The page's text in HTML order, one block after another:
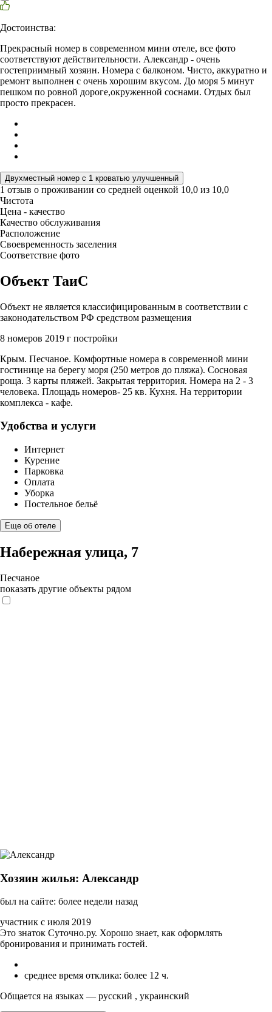
Достоинства:
Прекрасный номер в современном мини отеле, все фото
соответствуют действительности. Александр - очень
гостеприимный хозяин. Номера с балконом. Чисто, аккуратно и
ремонт выполнен с очень хорошим вкусом. До моря 5 минут
пешком по ровной дороге,окруженной соснами. Отдых был
просто прекрасен.
Двухместный номер с 1 кроватью улучшенный
1 отзыв о проживании со средней оценкой 10,0 из 10,0
Чистота
Цена - качество
Качество обслуживания
Расположение
Своевременность заселения
Соответствие фото
Объект ТаиС
Объект не является классифицированным в соответствии с
законодательством РФ средством размещения
8 номеров 2019 г постройки
Крым. Песчаное. Комфортные номера в современной мини
гостинице на берегу моря (250 метров до пляжа). Сосновая
роща. 3 карты пляжей. Закрытая территория. Номера на 2 - 3
человека. Площадь номеров- 25 кв. Кухня. На территории
комплекса - кафе.
Удобства и услуги
Интернет
Курение
Парковка
Оплата
Уборка
Постельное бельё
Еще об отеле
Набережная улица, 7
Песчаное
показать другие объекты рядом
Хозяин жилья: Александр
был на сайте: более недели назад
участник с июля 2019
Это знаток Суточно.ру. Хорошо знает, как оформлять
бронирования и принимать гостей.
среднее время отклика: более 12 ч.
Общается на языках — русский , украинский